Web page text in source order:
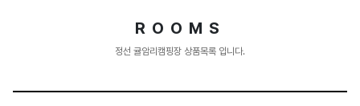
ROOMS
정선 귤암리캠핑장 상품목록 입니다.